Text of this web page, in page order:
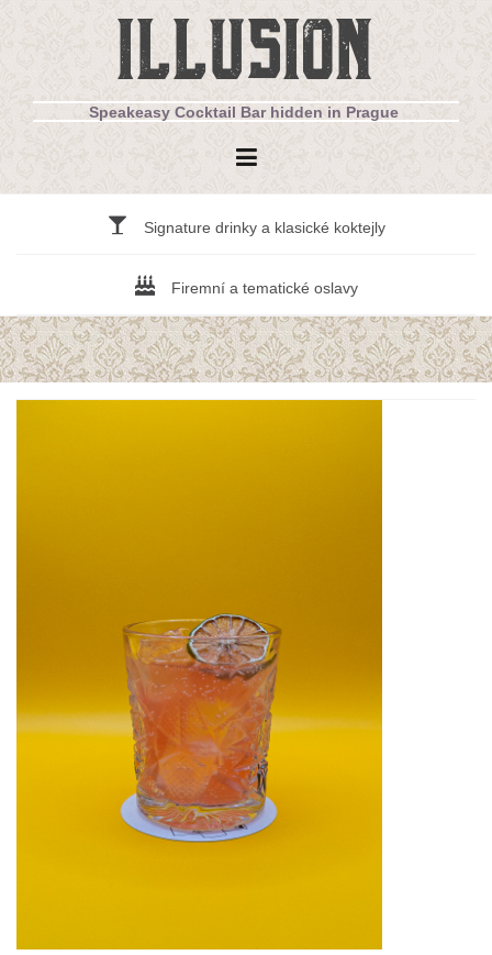
ILLUSION
Speakeasy Cocktail Bar hidden in Prague
Signature drinky a klasické koktejly
Firemní a tematické oslavy